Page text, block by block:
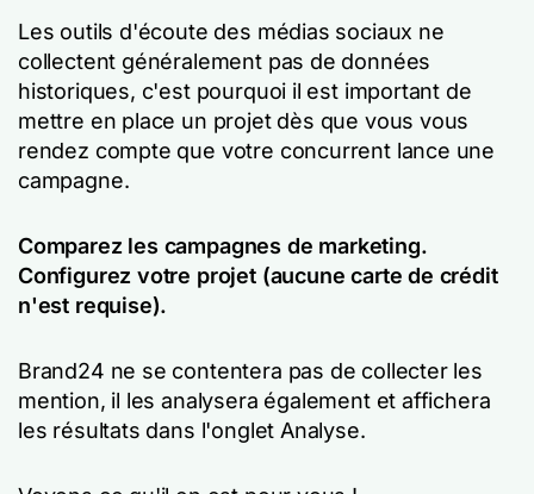
Les outils d'écoute des médias sociaux ne
collectent généralement pas de données
historiques, c'est pourquoi il est important de
mettre en place un projet dès que vous vous
rendez compte que votre concurrent lance une
campagne.
Comparez les campagnes de marketing.
Configurez votre projet (aucune carte de crédit
n'est requise).
Brand24 ne se contentera pas de collecter les
mention, il les analysera également et affichera
les résultats dans l'onglet Analyse.